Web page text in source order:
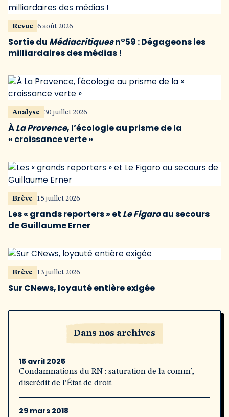
Revue 6 août 2026
Sortie du Médiacritiquesn°59 : Dégageons les
milliardaires des médias !
Analyse 30 juillet 2026
ÀLa Provence, l’écologie au prisme de la
« croissance verte »
Brève 15 juillet 2026
Les « grands reporters » et Le Figaroau secours
de Guillaume Erner
Brève 13 juillet 2026
Sur CNews, loyauté entière exigée
Dans nos archives
15 avril 2025
Condamnations du RN : saturation de la comm’,
discrédit de l’État de droit
29 mars 2018